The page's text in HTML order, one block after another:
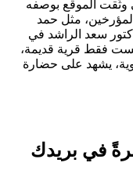
وثّقت الموقع بوصفه
مثل حمد
سعد الراشد في
فقط قرية قديمة،
يشهد على حضارة
في بريدك